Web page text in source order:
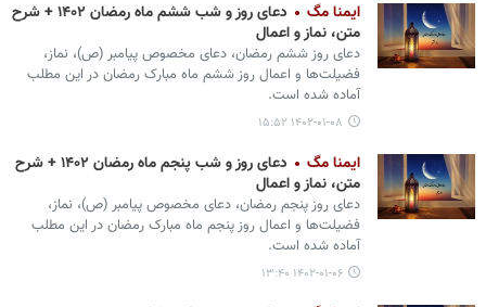
ایمنا مگ
دعای روز و شب ششم ماه رمضان ۱۴۰۲ + شرح
متن، نماز و اعمال
دعای روز ششم رمضان، دعای مخصوص پیامبر (ص)، نماز،
فضیلت‌ها و اعمال روز ششم ماه مبارک رمضان در این مطلب
آماده شده است.
۱۴۰۲-۰۱-۰۸ ۱۵:۵۲
ایمنا مگ
دعای روز و شب پنجم ماه رمضان ۱۴۰۲ + شرح
متن، نماز و اعمال
دعای روز پنجم رمضان، دعای مخصوص پیامبر (ص)، نماز،
فضیلت‌ها و اعمال روز پنجم ماه مبارک رمضان در این مطلب
آماده شده است.
۱۴۰۲-۰۱-۰۶ ۱۳:۴۰